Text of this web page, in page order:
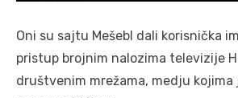
Oni su sajtu Mešebl dali korisnička
pristup brojnim nalozima televizije
društvenim mrežama, medju kojima